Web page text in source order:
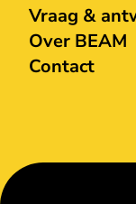
Vraag &
Over BEAM
Contact